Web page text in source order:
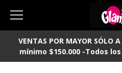
VENTAS POR MAYOR SÓLO
mínimo $150.000 -Todos